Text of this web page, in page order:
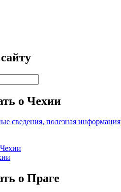
о Чехии
сведения, полезная информация
о Праге